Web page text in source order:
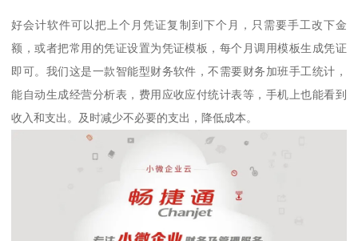
好会计软件可以把上个月凭证复制到下个月，只需要手工改下金
额，或者把常用的凭证设置为凭证模板，每个月调用模板生成凭证
即可。我们这是一款智能型财务软件，不需要财务加班手工统计，
能自动生成经营分析表，费用应收应付统计表等，手机上也能看到
收入和支出。及时减少不必要的支出，降低成本。